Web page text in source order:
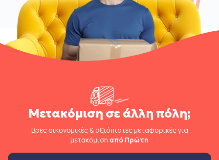
Μετακόμιση σε άλλη πόλη;
Βρες οικονομικές & αξιόπιστες μεταφορικές για
μετακόμιση από Πρώτη